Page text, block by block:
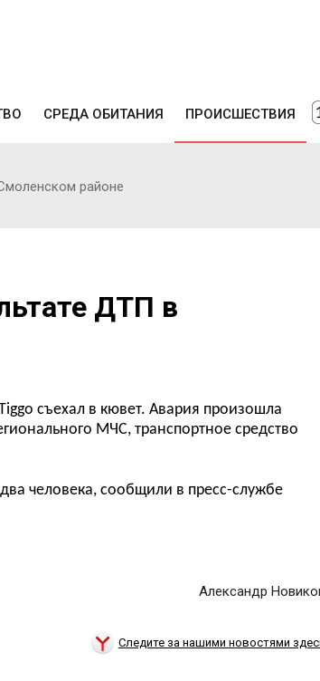
СРЕДА ОБИТАНИЯ ПРОИСШЕСТВИЯ
районе
ДТП в
съехал в кювет. Авария произошла
МЧС, транспортное средство
человека, сообщили в пресс-службе
Александр
Следите за нашими новостями